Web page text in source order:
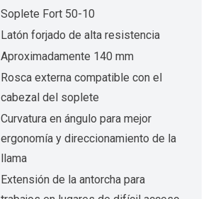
Soplete Fort 50-10
Latón forjado de alta resistencia
Aproximadamente 140 mm
Rosca externa compatible con el
cabezal del soplete
Curvatura en ángulo para mejor
ergonomía y direccionamiento de la
llama
Extensión de la antorcha para